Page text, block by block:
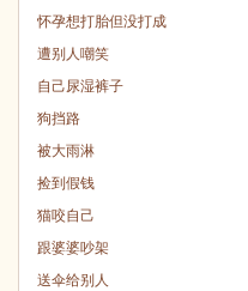
怀孕想打胎但没打成
遭别人嘲笑
自己尿湿裤子
狗挡路
被大雨淋
捡到假钱
猫咬自己
跟婆婆吵架
送伞给别人